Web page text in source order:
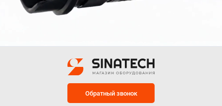
Обратный звонок